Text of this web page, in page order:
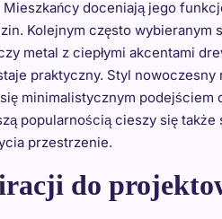
doceniają jego
Kolejnym często wybieranym
metal z ciepłymi akcentami
praktyczny. Styl nowoczesny
minimalistycznym podejściem
popularnością cieszy się także
przestrzenie.
do